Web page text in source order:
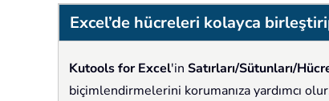
Excel’de hücreleri kolayca
Kutools for Excel'in Satırları/Sütunları/
biçimlendirmelerini korumanıza yardımcı